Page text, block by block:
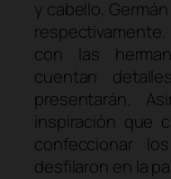
y cabello,
con las
cuentan
presentarán.
inspiración que
confeccionar
desfilaron en la